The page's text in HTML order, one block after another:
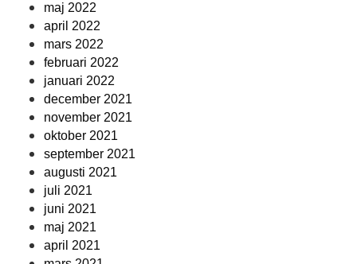
maj 2022
april 2022
mars 2022
februari 2022
januari 2022
december 2021
november 2021
oktober 2021
september 2021
augusti 2021
juli 2021
juni 2021
maj 2021
april 2021